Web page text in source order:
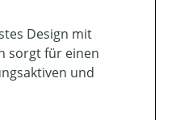
Design mit
sorgt für einen
und